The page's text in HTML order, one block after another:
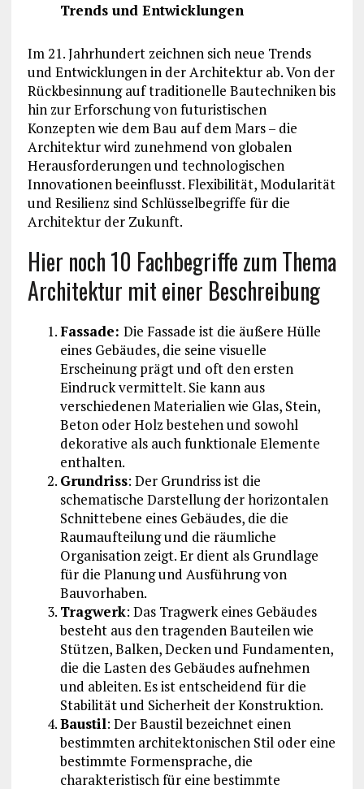
Trends und Entwicklungen
Im 21. Jahrhundert zeichnen sich neue Trends
und Entwicklungen in der Architektur ab. Von der
Rückbesinnung auf traditionelle Bautechniken bis
hin zur Erforschung von futuristischen
Konzepten wie dem Bau auf dem Mars – die
Architektur wird zunehmend von globalen
Herausforderungen und technologischen
Innovationen beeinflusst. Flexibilität, Modularität
und Resilienz sind Schlüsselbegriffe für die
Architektur der Zukunft.
Hier noch 10 Fachbegriffe zum Thema
Architektur mit einer Beschreibung
Fassade: Die Fassade ist die äußere Hülle
eines Gebäudes, die seine visuelle
Erscheinung prägt und oft den ersten
Eindruck vermittelt. Sie kann aus
verschiedenen Materialien wie Glas, Stein,
Beton oder Holz bestehen und sowohl
dekorative als auch funktionale Elemente
enthalten.
Grundriss: Der Grundriss ist die
schematische Darstellung der horizontalen
Schnittebene eines Gebäudes, die die
Raumaufteilung und die räumliche
Organisation zeigt. Er dient als Grundlage
für die Planung und Ausführung von
Bauvorhaben.
Tragwerk: Das Tragwerk eines Gebäudes
besteht aus den tragenden Bauteilen wie
Stützen, Balken, Decken und Fundamenten,
die die Lasten des Gebäudes aufnehmen
und ableiten. Es ist entscheidend für die
Stabilität und Sicherheit der Konstruktion.
Baustil: Der Baustil bezeichnet einen
bestimmten architektonischen Stil oder eine
bestimmte Formensprache, die
charakteristisch für eine bestimmte